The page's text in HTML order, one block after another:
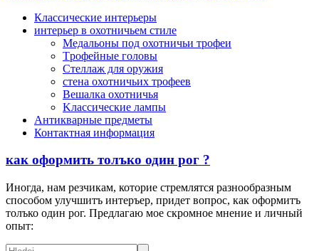
Классические интерьеры
интерьер в охотничьем стиле
Mедальоны под охотничьи трофеи
Tрофейные головы
Cтеллаж для оружия
стена охотничьих трофеев
Вешалка охотничья
Kлассические лампы
Антикварные предметы
Контактная информация
как оформить толъко один рог ?
Иногда, нам резчикам, которие стремлятся разнообразным
способом улучшитъ интеръер, придет вопрос, как оформитъ
толъко один рог. Предлагаю мое скромное мнение и личный
опыт: